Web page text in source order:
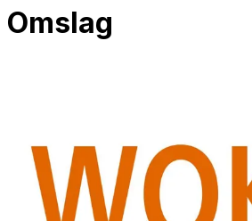
Omslag